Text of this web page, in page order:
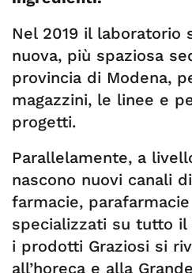
Nel 2019 il laboratorio
nuova, più spaziosa
provincia di Modena,
magazzini, le linee e
progetti.
Parallelamente, a
nascono nuovi canali
farmacie,
specializzati su tutto
i prodotti Graziosi si
all’horeca e alla